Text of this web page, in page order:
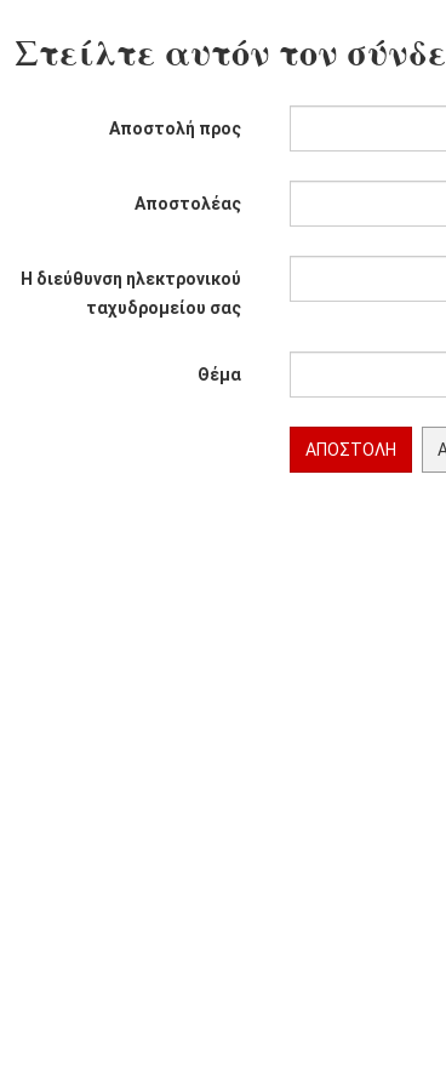
Στείλτε αυτόν τον
Αποστολή προς
Αποστολέας
Η διεύθυνση ηλεκτρονικού
ταχυδρομείου σας
Θέμα
ΑΠΟΣΤΟΛΉ